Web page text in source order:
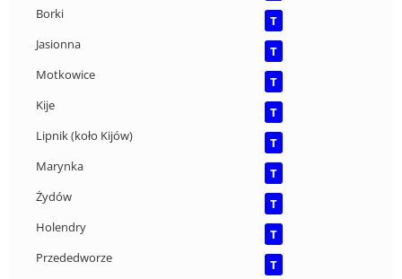
Borki
T
Jasionna
T
Motkowice
T
Kije
T
Lipnik (koło Kijów)
T
Marynka
T
Żydów
T
Holendry
T
Przededworze
T